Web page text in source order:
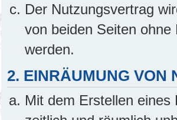
Der Nutzungsvertrag
von beiden Seiten
werden.
2. EINRÄUMUNG VON
Mit dem Erstellen